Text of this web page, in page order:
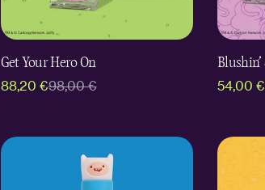
Get Your Hero On
Verkaufspreis
88,20 €
Regulärer98,00 € 54,00 €